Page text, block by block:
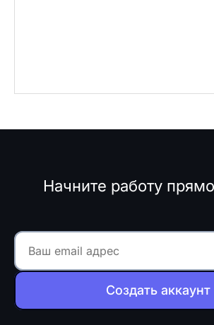
Начните работу
Создать аккаунт